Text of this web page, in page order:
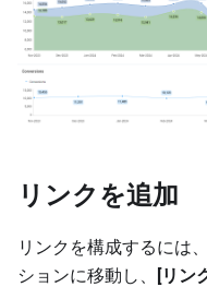
リンクを追加
リンクを構成するには
ションに移動し、
[リン